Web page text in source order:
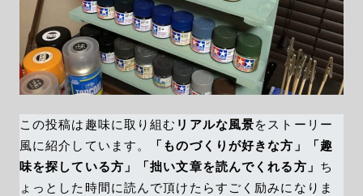
この投稿は趣味に取り組む リアルな風景をストーリー
風に紹介しています。
「ものづくりが好きな方」「趣
味を探している方」「拙い文章を読んでくれる方」 ち
ょっとした時間に読んで頂けたらすごく励みになりま